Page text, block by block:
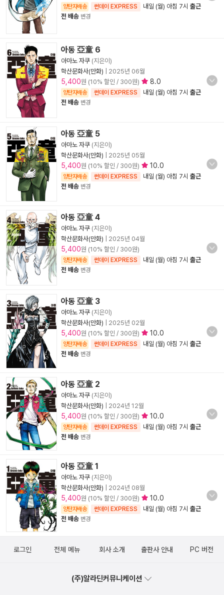
양탄자배송 썬데이 EXPRESS 내일 (월) 아침 7시 출근
전 배송 변경
아동 亞童 6
아마노 자쿠 (지은이)
학산문화사(만화)
2025년 06월
5,400원 (10% 할인 / 300원) 8.0
양탄자배송 썬데이 EXPRESS 내일 (월) 아침 7시 출근
전 배송 변경
아동 亞童 5
아마노 자쿠 (지은이)
학산문화사(만화)
2025년 05월
5,400원 (10% 할인 / 300원) 10.0
양탄자배송 썬데이 EXPRESS 내일 (월) 아침 7시 출근
전 배송 변경
아동 亞童 4
아마노 자쿠 (지은이)
학산문화사(만화)
2025년 04월
5,400원 (10% 할인 / 300원)
양탄자배송 썬데이 EXPRESS 내일 (월) 아침 7시 출근
전 배송 변경
아동 亞童 3
아마노 자쿠 (지은이)
학산문화사(만화)
2025년 02월
5,400원 (10% 할인 / 300원) 10.0
양탄자배송 썬데이 EXPRESS 내일 (월) 아침 7시 출근
전 배송 변경
아동 亞童 2
아마노 자쿠 (지은이)
학산문화사(만화)
2024년 12월
5,400원 (10% 할인 / 300원) 10.0
양탄자배송 썬데이 EXPRESS 내일 (월) 아침 7시 출근
전 배송 변경
아동 亞童 1
아마노 자쿠 (지은이)
학산문화사(만화)
2024년 08월
5,400원 (10% 할인 / 300원) 10.0
양탄자배송 썬데이 EXPRESS 내일 (월) 아침 7시 출근
전 배송 변경
로그인 전체 메뉴 회사 소개 출판사 안내 PC 버전
(주)알라딘커뮤니케이션